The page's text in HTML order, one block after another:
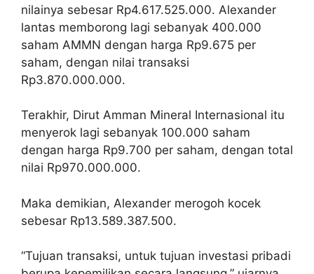
nilainya sebesar Rp4.617.525.000. Alexander
lantas memborong lagi sebanyak 400.000
saham AMMN dengan harga Rp9.675 per
saham, dengan nilai transaksi
Rp3.870.000.000.
Terakhir, Dirut Amman Mineral Internasional itu
menyerok lagi sebanyak 100.000 saham
dengan harga Rp9.700 per saham, dengan total
nilai Rp970.000.000.
Maka demikian, Alexander merogoh kocek
sebesar Rp13.589.387.500.
“Tujuan transaksi, untuk tujuan investasi pribadi